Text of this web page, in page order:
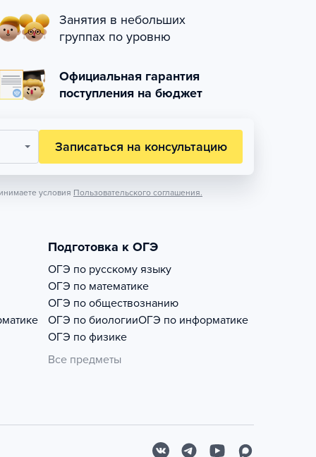
Занятия в небольших
группах по уровню
Официальная гарантия
поступления на бюджет
Записаться на консультацию
условия Пользовательского соглашения.
Подготовка к ОГЭ
ОГЭ по русскому языку
ОГЭ по математике
ОГЭ по обществознанию
ОГЭ по биологииОГЭ по информатике
ОГЭ по физике
Все предметы